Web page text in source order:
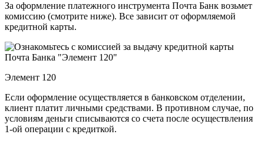
За оформление платежного инструмента Почта Банк возьмет
комиссию (смотрите ниже). Все зависит от оформляемой
кредитной карты.
Элемент 120
Если оформление осуществляется в банковском отделении,
клиент платит личными средствами. В противном случае, по
условиям деньги списываются со счета после осуществления
1-ой операции с кредиткой.